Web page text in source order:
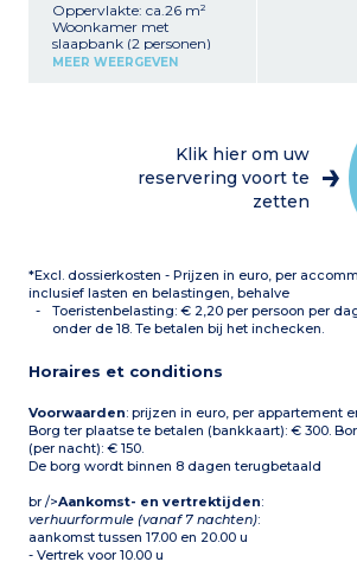
Oppervlakte: ca.26 m²
Woonkamer met
slaapbank (2 personen)
Ingerichte kitchenette
Balkon met meubilair
Airconditioning
MEER WEERGEVEN
Klik hier om uw
reservering voort te
zetten
*Excl. dossierkosten - Prijzen in euro, per
inclusief lasten en belastingen, behalve
Toeristenbelasting: € 2,20 per persoon per
onder de 18. Te betalen bij het inchecken.
Horaires et conditions
Voorwaarden: prijzen in euro, per appartement
Borg ter plaatse te betalen (bankkaart): € 300.
(per nacht): € 150.
De borg wordt binnen 8 dagen terugbetaald
br />Aankomst- en vertrektijden:
verhuurformule (vanaf 7 nachten):
aankomst tussen 17.00 en 20.00 u
- Vertrek voor 10.00 u